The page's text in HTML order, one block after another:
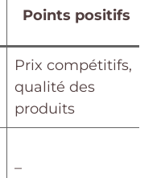
Points positifs
Prix compétitifs,
qualité des
produits
–